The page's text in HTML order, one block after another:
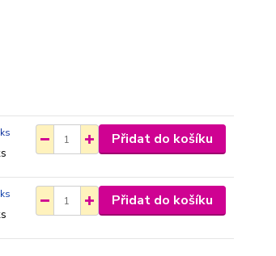
Přidat do košíku
Přidat do košíku